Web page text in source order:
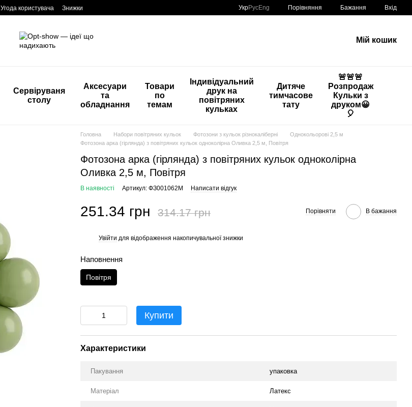
Угода користувача Знижки УкрРусEng Порівняння Бажання Вхід
Мій кошик
Сервіруваня
столу
Аксесуари
та
обладнання
Товари
по
темам
Індивідуальний
друк на
повітряних
кульках
Дитяче
тимчасове
тату
🚨🚨🚨
Розпродаж
Кульки з
друком😀
🎈
Головна Набори повітряних кульок Фотозони з кульок різнокаліберні
Однокольорові 2,5 м
Фотозона арка (гірлянда) з повітряних кульок одноколірна Оливка 2,5 м, Повітря
Фотозона арка (гірлянда) з повітряних кульок одноколірна
Оливка 2,5 м, Повітря
В наявності Артикул: ФЗ001062М Написати відгук
251.34 грн 314.17 грн Порівняти В бажання
Увійти для відображення накопичувальної знижки
Наповнення
Повітря
Купити
Характеристики
Пакування упаковка
Матеріал Латекс